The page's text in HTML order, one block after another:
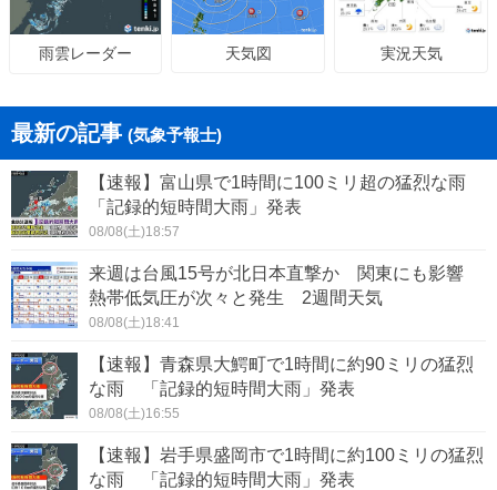
雨雲レーダー 天気図 実況天気
最新の記事 (気象予報士)
【速報】富山県で1時間に100ミリ超の猛烈な雨
「記録的短時間大雨」発表
08/08(土)18:57
来週は台風15号が北日本直撃か 関東にも影響
熱帯低気圧が次々と発生 2週間天気
08/08(土)18:41
【速報】青森県大鰐町で1時間に約90ミリの猛烈
な雨 「記録的短時間大雨」発表
08/08(土)16:55
【速報】岩手県盛岡市で1時間に約100ミリの猛烈
な雨 「記録的短時間大雨」発表